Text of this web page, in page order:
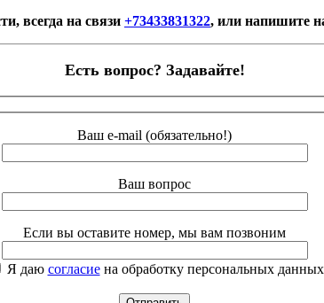
всегда на связи +73433831322, или напишите
Есть вопрос? Задавайте!
Ваш e-mail (обязательно!)
Ваш вопрос
Если вы оставите номер, мы вам позвоним
Я даю согласиена обработку персональных данных